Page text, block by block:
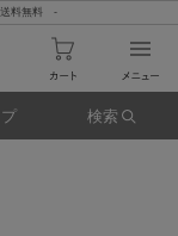
送料無料 -
検索